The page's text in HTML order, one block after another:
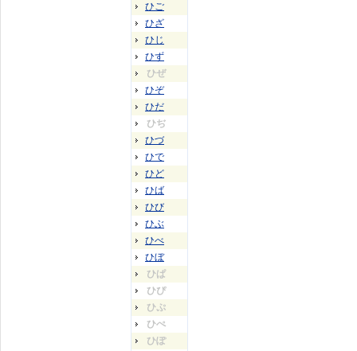
ひご
ひざ
ひじ
ひず
ひぜ
ひぞ
ひだ
ひぢ
ひづ
ひで
ひど
ひば
ひび
ひぶ
ひべ
ひぼ
ひぱ
ひぴ
ひぷ
ひぺ
ひぽ